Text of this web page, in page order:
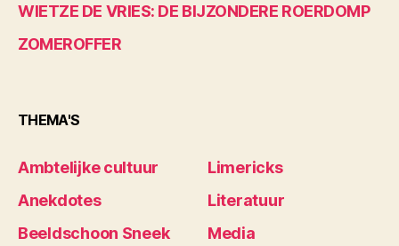
WIETZE DE VRIES: DE BIJZONDERE ROERDOMP
ZOMEROFFER
THEMA'S
Ambtelijke cultuur
Anekdotes
Beeldschoon Sneek
Limericks
Literatuur
Media